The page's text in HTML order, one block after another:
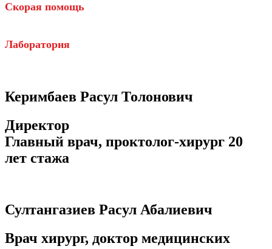
Скорая помощь
Лаборатория
Керимбаев Расул Толонович
Директор
Главный врач, проктолог-хирург 20
лет стажа
Султангазиев Расул Абалиевич
Врач хирург, доктор медицинских